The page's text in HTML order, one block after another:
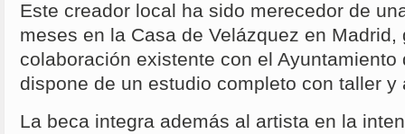
Este creador local ha sido merecedor de
meses en la Casa de Velázquez en Madrid,
colaboración existente con el Ayuntamiento
dispone de un estudio completo con taller y
La beca integra además al artista en la